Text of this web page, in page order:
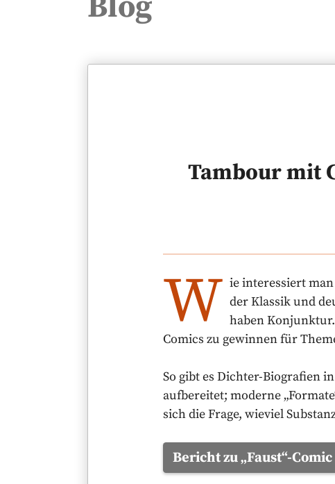
Tambour mit
W ie interessiert
der Klassik und
haben
Comics zu gewinnen für
So gibt es Dichter-Biografien
aufbereitet; moderne
sich die Frage, wieviel
Bericht zu „Faust“-Comic